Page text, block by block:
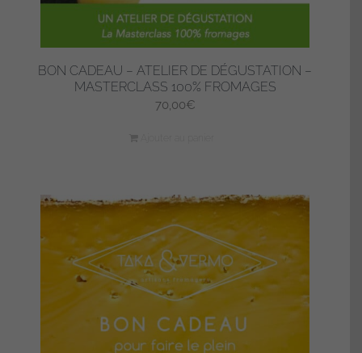
BON CADEAU – ATELIER DE DÉGUSTATION –
MASTERCLASS 100% FROMAGES
70,00€